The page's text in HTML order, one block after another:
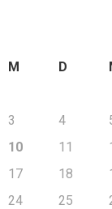
M D
3
4
10
11
17
18
24
25